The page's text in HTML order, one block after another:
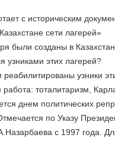
с историческим
сети лагерей»
были созданы в
узниками этих лагерей?
реабилитированы узники
тоталитаризм,
днем политических
по Указу
с 1997 года.